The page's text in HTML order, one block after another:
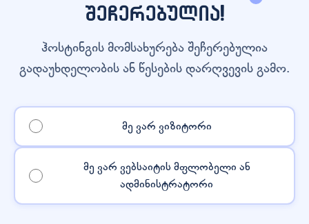
შეჩერებულია!
ჰოსტინგის მომსახურება შეჩერებულია
გადაუხდელობის ან წესების დარღვევის გამო.
მე ვარ ვიზიტორი
მე ვარ ვებსაიტის მფლობელი ან
ადმინისტრატორი